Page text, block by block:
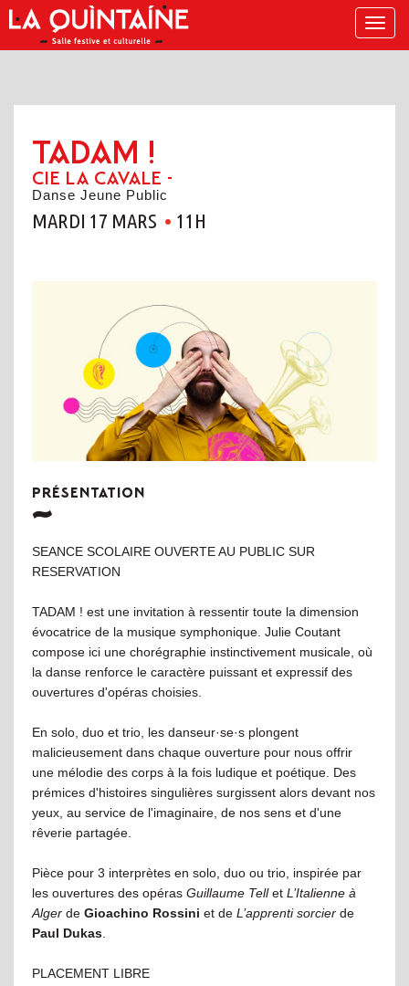
Menu
TADAM !
CIE LA CAVALE -
Danse Jeune Public
MARDI 17 MARS 11H
PRÉSENTATION
SEANCE SCOLAIRE OUVERTE AU PUBLIC SUR
RESERVATION
TADAM ! est une invitation à ressentir toute la dimension
évocatrice de la musique symphonique. Julie Coutant
compose ici une chorégraphie instinctivement musicale, où
la danse renforce le caractère puissant et expressif des
ouvertures d'opéras choisies.
En solo, duo et trio, les danseur·se·s plongent
malicieusement dans chaque ouverture pour nous offrir
une mélodie des corps à la fois ludique et poétique. Des
prémices d'histoires singulières surgissent alors devant nos
yeux, au service de l'imaginaire, de nos sens et d'une
rêverie partagée.
Pièce pour 3 interprètes en solo, duo ou trio, inspirée par
les ouvertures des opéras Guillaume Tellet L’Italienne à
Alger de Gioachino Rossini et de L’apprenti sorcier de
Paul Dukas.
PLACEMENT LIBRE